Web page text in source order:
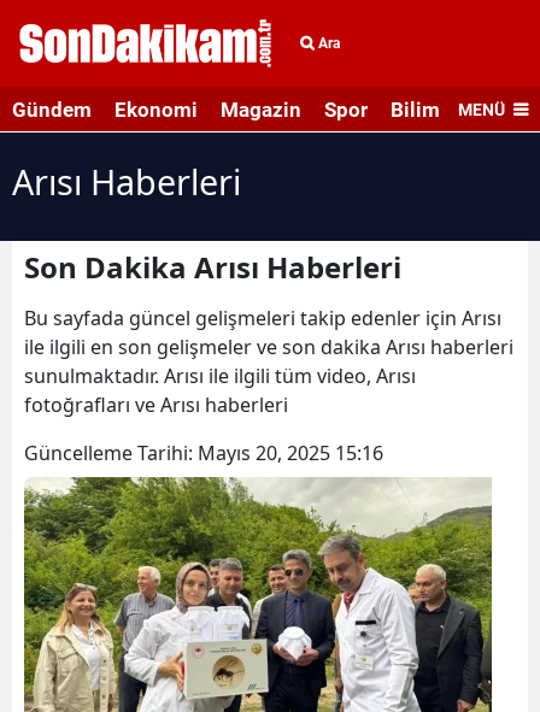
Ara
Gündem Ekonomi Magazin Spor Bilim veMENÜ
Arısı Haberleri
Son Dakika Arısı Haberleri
Bu sayfada güncel gelişmeleri takip edenler için Arısı
ile ilgili en son gelişmeler ve son dakika Arısı haberleri
sunulmaktadır. Arısı ile ilgili tüm video, Arısı
fotoğrafları ve Arısı haberleri
Güncelleme Tarihi: Mayıs 20, 2025 15:16